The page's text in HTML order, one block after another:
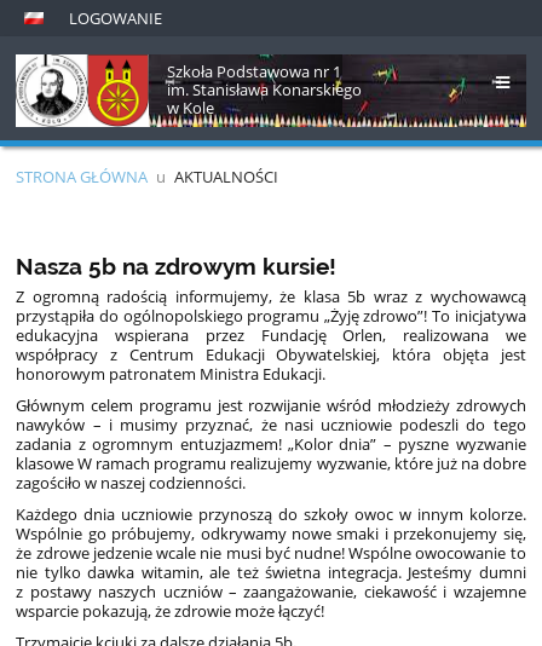
LOGOWANIE
Szkoła Podstawowa nr 1
im. Stanisława Konarskiego
w Kole
STRONA GŁÓWNA u AKTUALNOŚCI
Nasza 5b na zdrowym kursie!
Z ogromną radością informujemy, że klasa 5b wraz z wychowawcą
przystąpiła do ogólnopolskiego programu „Żyję zdrowo”! To inicjatywa
edukacyjna wspierana przez Fundację Orlen, realizowana we
współpracy z Centrum Edukacji Obywatelskiej, która objęta jest
honorowym patronatem Ministra Edukacji.
Głównym celem programu jest rozwijanie wśród młodzieży zdrowych
nawyków – i musimy przyznać, że nasi uczniowie podeszli do tego
zadania z ogromnym entuzjazmem! „Kolor dnia” – pyszne wyzwanie
klasowe W ramach programu realizujemy wyzwanie, które już na dobre
zagościło w naszej codzienności.
Każdego dnia uczniowie przynoszą do szkoły owoc w innym kolorze.
Wspólnie go próbujemy, odkrywamy nowe smaki i przekonujemy się,
że zdrowe jedzenie wcale nie musi być nudne! Wspólne owocowanie to
nie tylko dawka witamin, ale też świetna integracja. Jesteśmy dumni
z postawy naszych uczniów – zaangażowanie, ciekawość i wzajemne
wsparcie pokazują, że zdrowie może łączyć!